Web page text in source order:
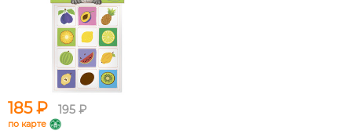
185 ₽ 195 ₽
по карте